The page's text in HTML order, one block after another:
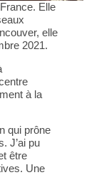
Elle
elle
2021.
à la
qui prône
J’ai pu
être
Une